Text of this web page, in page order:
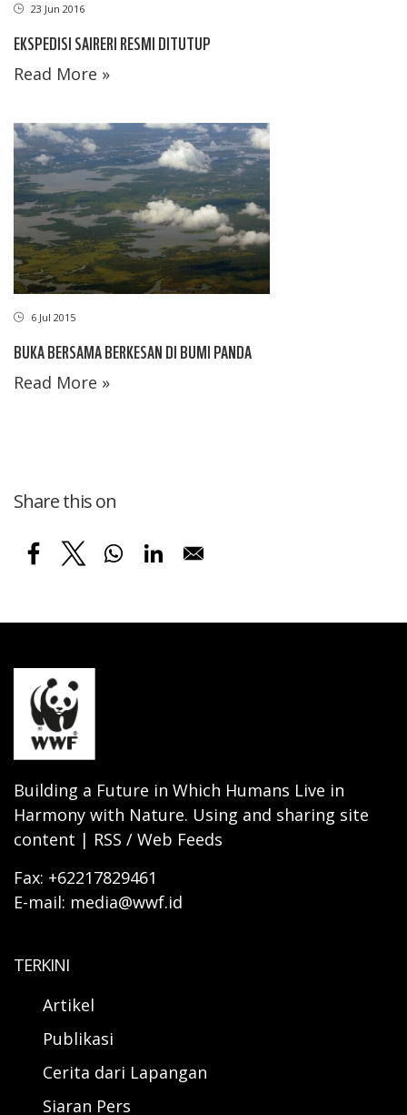
23 Jun 2016
EKSPEDISI SAIRERI RESMI DITUTUP
Read More »
6 Jul 2015
BUKA BERSAMA BERKESAN DI BUMI PANDA
Read More »
Share this on
Building a Future in Which Humans Live in
Harmony with Nature. Using and sharing site
content | RSS / Web Feeds
Fax: +62217829461
E-mail: media@wwf.id
TERKINI
Artikel
Publikasi
Cerita dari Lapangan
Siaran Pers